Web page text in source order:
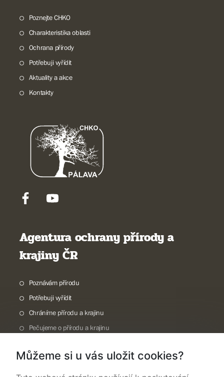
Poznejte CHKO
Charakteristika oblasti
Ochrana přírody
Potřebuji vyřídit
Aktuality a akce
Kontakty
Agentura ochrany přírody a
krajiny ČR
Poznávám přírodu
Potřebuji vyřídit
Chráníme přírodu a krajinu
Pečujeme o přírodu a krajinu
O nás
Můžeme si u vás uložit cookies?